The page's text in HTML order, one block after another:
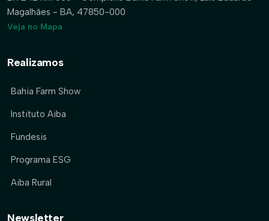
Magalhães - BA, 47850-000
Veja no Mapa
Realizamos
Bahia Farm Show
Instituto Aiba
Fundesis
Programa ESG
Aiba Rural
Newsletter